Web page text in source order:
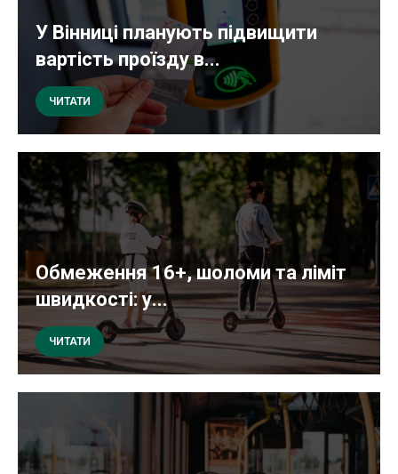
У Вінниці планують підвищити
вартість проїзду в...
ЧИТАТИ
Обмеження 16+, шоломи та ліміт
швидкості: у...
ЧИТАТИ